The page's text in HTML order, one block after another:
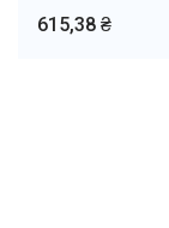
615,38 ₴